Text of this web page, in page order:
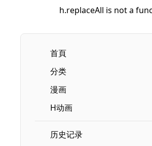
h.replaceAll is not a
首頁
分类
漫画
H动画
历史记录